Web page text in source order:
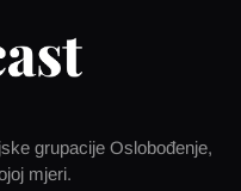
grupacije Oslobođenje,
mjeri.